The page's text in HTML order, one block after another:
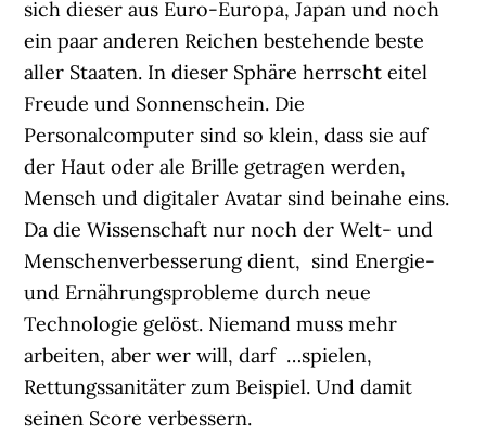
sich dieser aus Euro-Europa, Japan und noch
ein paar anderen Reichen bestehende beste
aller Staaten. In dieser Sphäre herrscht eitel
Freude und Sonnenschein. Die
Personalcomputer sind so klein, dass sie auf
der Haut oder ale Brille getragen werden,
Mensch und digitaler Avatar sind beinahe eins.
Da die Wissenschaft nur noch der Welt- und
Menschenverbesserung dient, sind Energie-
und Ernährungsprobleme durch neue
Technologie gelöst. Niemand muss mehr
arbeiten, aber wer will, darf …spielen,
Rettungssanitäter zum Beispiel. Und damit
seinen Score verbessern.